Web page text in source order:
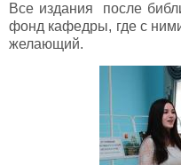
Все издания после
фонд кафедры, где с
желающий.